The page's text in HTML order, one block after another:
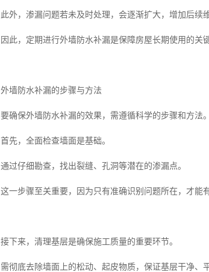
此外，渗漏问题若未及时处理，会逐渐扩大，增加后续
因此，定期进行外墙防水补漏是保障房屋长期使用的关
外墙防水补漏的步骤与方法
要确保外墙防水补漏的效果，需遵循科学的步骤和方法。
首先，全面检查墙面是基础。
通过仔细勘查，找出裂缝、孔洞等潜在的渗漏点。
这一步骤至关重要，因为只有准确识别问题所在，才能
接下来，清理基层是确保施工质量的重要环节。
需彻底去除墙面上的松动、起皮物质，保证基层干净、平